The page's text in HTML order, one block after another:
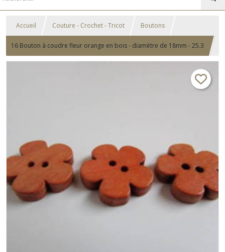
Accueil Couture - Crochet - Tricot Boutons
16 Bouton à coudre fleur orange en bois - diamètre de 18mm - 25.3